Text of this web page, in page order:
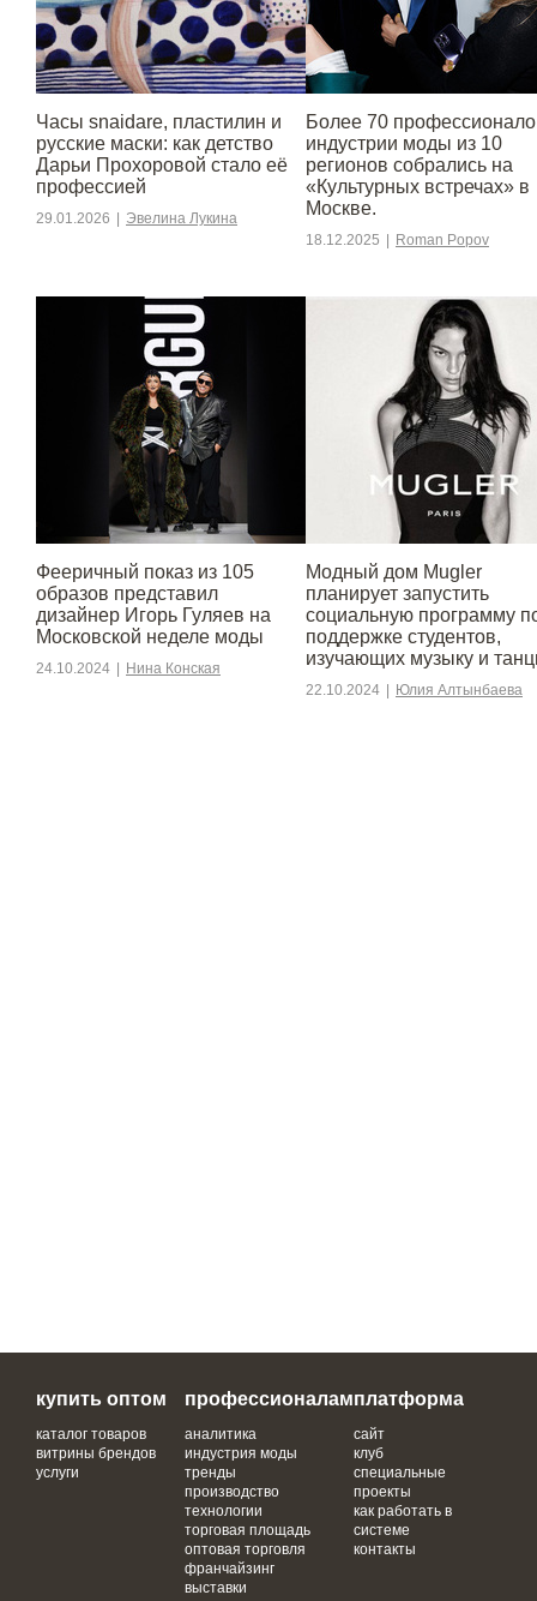
Часы snaidare, пластилин и
русские маски: как детство
Дарьи Прохоровой стало её
профессией
29.01.2026 Эвелина Лукина
Более 70
индустрии моды из 10
регионов собрались на
«Культурных встречах» в
Москве.
18.12.2025 Roman Popov
Фееричный показ из 105
образов представил
дизайнер Игорь Гуляев на
Московской неделе моды
24.10.2024 Нина Конская
Модный дом Mugler
планирует запустить
социальную программу
поддержке студентов,
изучающих музыку и
22.10.2024 Юлия Алтынбаева
купить оптом
каталог товаров
витрины брендов
услуги
профессионалам
аналитика
индустрия моды
тренды
производство
технологии
торговая площадь
оптовая торговля
франчайзинг
выставки
платформа
сайт
клуб
специальные
проекты
как работать в
системе
контакты